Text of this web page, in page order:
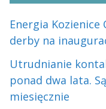
Energia Kozienice
derby na
Utrudnianie
ponad dwa lata.
miesięcznie